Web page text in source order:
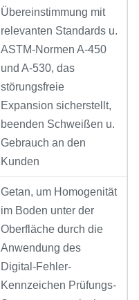
Übereinstimmung mit
relevanten Standards u.
ASTM-Normen A-450
und A-530, das
störungsfreie
Expansion sicherstellt,
beenden Schweißen u.
Gebrauch an den
Kunden
Getan, um Homogenität
im Boden unter der
Oberfläche durch die
Anwendung des
Digital-Fehler-
Kennzeichen Prüfungs-